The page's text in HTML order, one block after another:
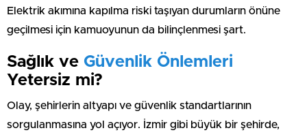
Elektrik akımına kapılma riski taşıyan durumların önüne
geçilmesi için kamuoyunun da bilinçlenmesi şart.
Sağlık ve Güvenlik Önlemleri
Yetersiz mi?
Olay, şehirlerin altyapı ve güvenlik standartlarının
sorgulanmasına yol açıyor. İzmir gibi büyük bir şehirde,